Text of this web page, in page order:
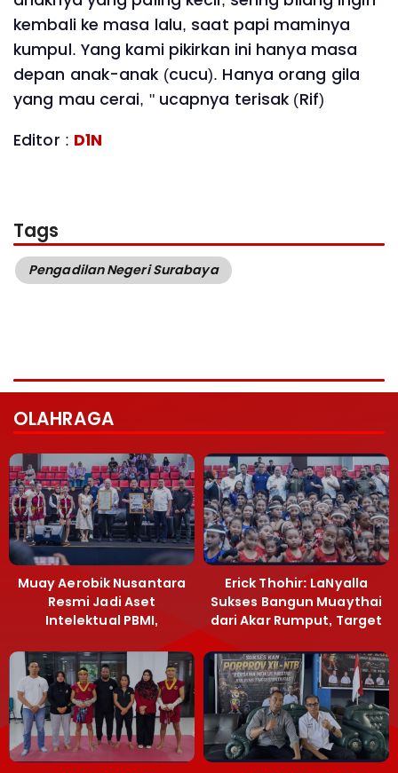
kembali ke masa lalu, saat papi maminya
kumpul. Yang kami pikirkan ini hanya masa
depan anak-anak (cucu). Hanya orang gila
yang mau cerai, " ucapnya terisak (Rif)
Editor : D1N
Tags
Pengadilan Negeri Surabaya
OLAHRAGA
Muay Aerobik Nusantara
Resmi Jadi Aset
Intelektual PBMI,
Terobosan Bangun
Grassroots
Erick Thohir: LaNyalla
Sukses Bangun Muaythai
dari Akar Rumput, Target